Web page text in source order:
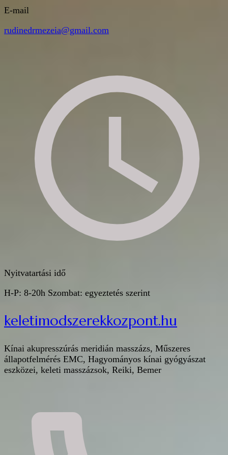
E-mail
rudinedrmezeia@gmail.com
Nyitvatartási idő
H-P: 8-20h Szombat: egyeztetés szerint
keletimodszerekkozpont.hu
Kínai akupresszúrás meridián masszázs, Műszeres
állapotfelmérés EMC, Hagyományos kínai gyógyászat
eszközei, keleti masszázsok, Reiki, Bemer